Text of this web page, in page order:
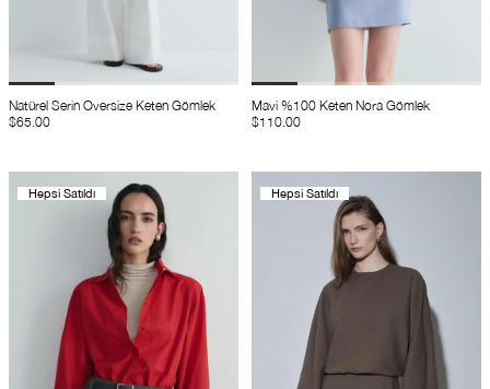
Natürel Serin Oversize Keten Gömlek
$65.00
Mavi %100 Keten Nora Gömlek
$110.00
Hepsi Satıldı Hepsi Satıldı